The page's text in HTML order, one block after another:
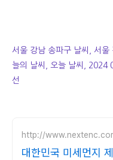
서울 강남 송파구 날씨, 서
늘의 날씨, 오늘 날씨, 2024
선
http://
대한민국 미세먼지